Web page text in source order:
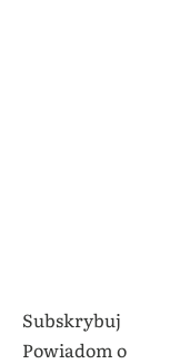
Subskrybuj
Powiadom o